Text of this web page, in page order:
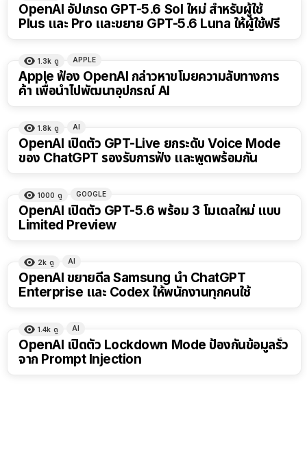
OpenAI อัปเกรด GPT-5.6 Sol ใหม่ สำหรับผู้ใช้
Plus และ Pro และขยาย GPT-5.6 Luna ให้ผู้ใช้ฟรี
1.3k ดู APPLE
Apple ฟ้อง OpenAI กล่าวหาขโมยความลับทางการ
ค้า เพื่อนำไปพัฒนาอุปกรณ์ AI
1.8k ดู AI
OpenAI เปิดตัว GPT-Live ยกระดับ Voice Mode
ของ ChatGPT รองรับการฟัง และพูดพร้อมกัน
1000 ดู GOOGLE
OpenAI เปิดตัว GPT-5.6 พร้อม 3 โมเดลใหม่ แบบ
Limited Preview
2k ดู AI
OpenAI ขยายดีล Samsung นำ ChatGPT
Enterprise และ Codex ให้พนักงานทุกคนใช้
1.4k ดู AI
OpenAI เปิดตัว Lockdown Mode ป้องกันข้อมูลรั่ว
จาก Prompt Injection